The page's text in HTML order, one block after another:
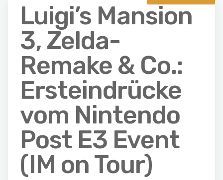
Luigi’s Mansion
3, Zelda-
Remake & Co.:
Ersteindrücke
vom Nintendo
Post E3 Event
(IM on Tour)